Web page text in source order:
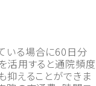
いる場合に60日分
活用すると通院頻度
抑えることができま